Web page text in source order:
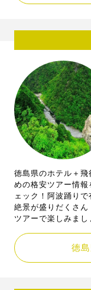
徳島県のホテル＋
めの格安ツアー情
ェック！阿波踊り
絶景が盛りだくさ
ツアーで楽しみまし
徳